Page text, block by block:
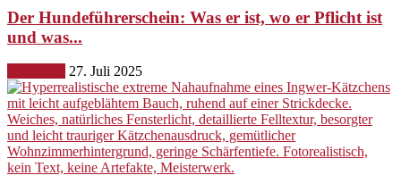
Der Hundeführerschein: Was er ist, wo er Pflicht ist
und was...
27. Juli 2025